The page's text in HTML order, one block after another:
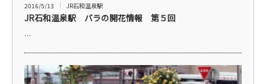
2016/5/13 JR石和温泉駅
JR石和温泉駅 バラの開花情報 第５回
…